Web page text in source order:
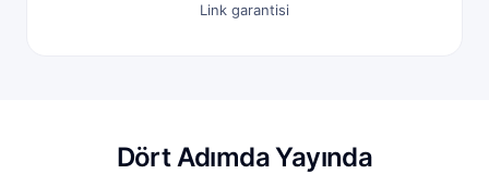
Link garantisi
Dört Adımda Yayında